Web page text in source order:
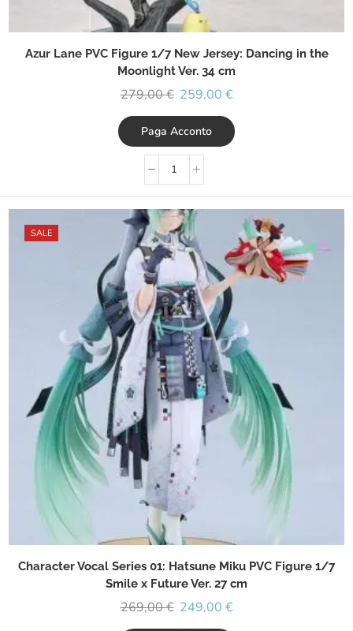
Azur Lane PVC Figure 1/7 New Jersey: Dancing in the
Moonlight Ver. 34 cm
279,00€ 259,00 €
Paga Acconto
SALE
Character Vocal Series 01: Hatsune Miku PVC Figure 1/7
Smile x Future Ver. 27 cm
269,00€ 249,00 €